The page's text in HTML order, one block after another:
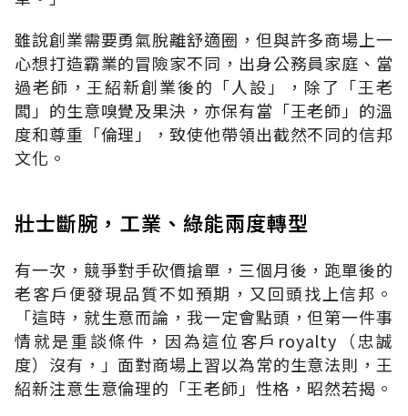
雖說創業需要勇氣脫離舒適圈，但與許多商場上一
心想打造霸業的冒險家不同，出身公務員家庭、當
過老師，王紹新創業後的「人設」，除了「王老
闆」的生意嗅覺及果決，亦保有當「王老師」的溫
度和尊重「倫理」，致使他帶領出截然不同的信邦
文化。
壯士斷腕，工業、綠能兩度轉型
有一次，競爭對手砍價搶單，三個月後，跑單後的
老客戶便發現品質不如預期，又回頭找上信邦。
「這時，就生意而論，我一定會點頭，但第一件事
情就是重談條件，因為這位客戶royalty（忠誠
度）沒有，」面對商場上習以為常的生意法則，王
紹新注意生意倫理的「王老師」性格，昭然若揭。